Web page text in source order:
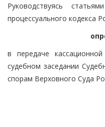
Руководствуясь
процессуального кодекса
в передаче
судебном заседании
спорам Верховного Суда